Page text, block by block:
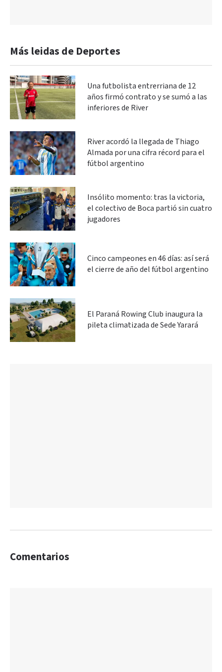
Más leidas de Deportes
Una futbolista entrerriana de 12
años firmó contrato y se sumó a las
inferiores de River
River acordó la llegada de Thiago
Almada por una cifra récord para el
fútbol argentino
Insólito momento: tras la victoria,
el colectivo de Boca partió sin cuatro
jugadores
Cinco campeones en 46 días: así será
el cierre de año del fútbol argentino
El Paraná Rowing Club inaugura la
pileta climatizada de Sede Yarará
Comentarios